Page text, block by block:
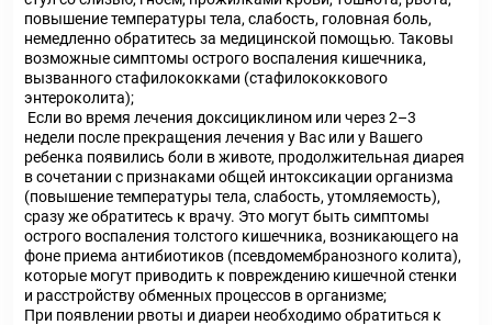
повышение температуры тела, слабость, головная боль,
немедленно обратитесь за медицинской помощью. Таковы
возможные симптомы острого воспаления кишечника,
вызванного стафилококками (стафилококкового
энтероколита);
Если во время лечения доксициклином или через 2–3
недели после прекращения лечения у Вас или у Вашего
ребенка появились боли в животе, продолжительная диарея
в сочетании с признаками общей интоксикации организма
(повышение температуры тела, слабость, утомляемость),
сразу же обратитесь к врачу. Это могут быть симптомы
острого воспаления толстого кишечника, возникающего на
фоне приема антибиотиков (псевдомембранозного колита),
которые могут приводить к повреждению кишечной стенки
и расстройству обменных процессов в организме;
При появлении рвоты и диареи необходимо обратиться к